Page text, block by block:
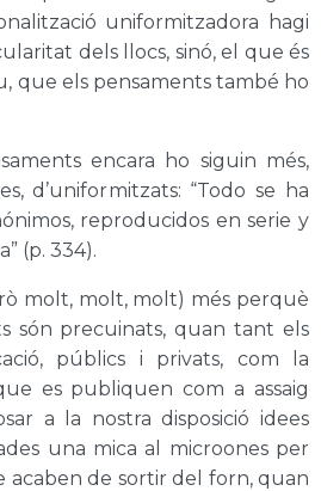
uniformitzadora hagi
dels llocs, sinó, el que és
que els pensaments també ho
encara ho siguin més,
d’uniformitzats: “Todo se ha
reproducidos en serie y
(p. 334).
molt, molt, molt) més perquè
són precuinats, quan tant els
públics i privats, com la
es publiquen com a assaig
a la nostra disposició idees
una mica al microones per
acaben de sortir del forn, quan